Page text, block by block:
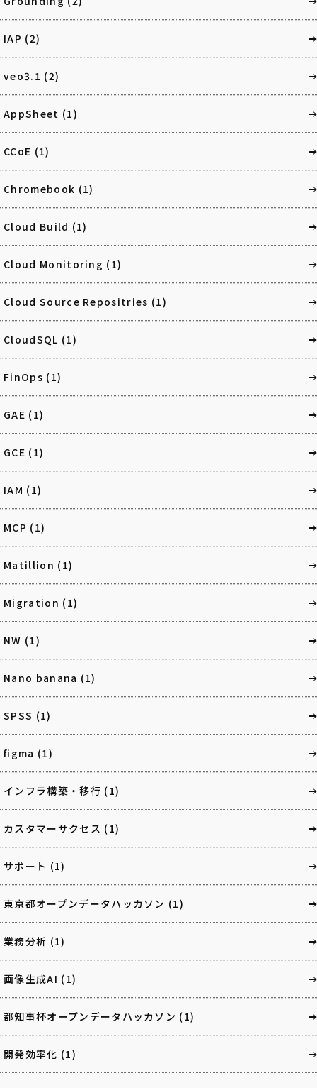
IAP (2)
veo3.1 (2)
AppSheet (1)
CCoE (1)
Chromebook (1)
Cloud Build (1)
Cloud Monitoring (1)
Cloud Source Repositries (1)
CloudSQL (1)
FinOps (1)
GAE (1)
GCE (1)
IAM (1)
MCP (1)
Matillion (1)
Migration (1)
NW (1)
Nano banana (1)
SPSS (1)
figma (1)
インフラ構築・移行 (1)
カスタマーサクセス (1)
サポート (1)
東京都オープンデータハッカソン (1)
業務分析 (1)
画像生成AI (1)
都知事杯オープンデータハッカソン (1)
開発効率化 (1)